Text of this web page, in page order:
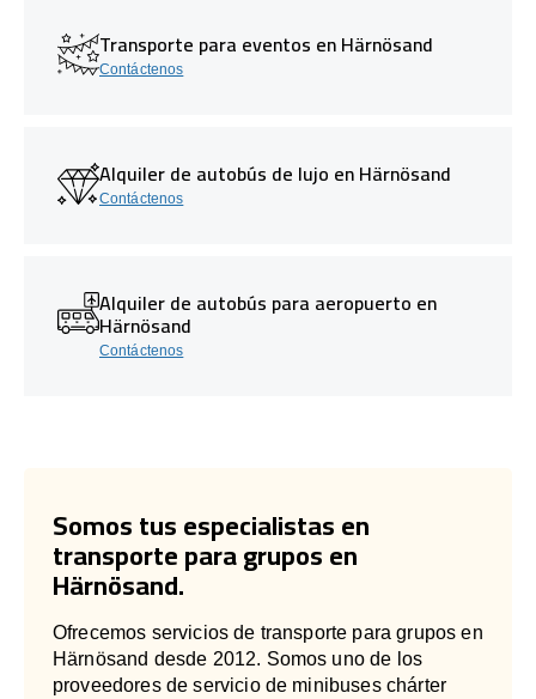
Transporte para eventos en Härnösand
Contáctenos
Alquiler de autobús de lujo en Härnösand
Contáctenos
Alquiler de autobús para aeropuerto en
Härnösand
Contáctenos
Somos tus especialistas en
transporte para grupos en
Härnösand.
Ofrecemos servicios de transporte para grupos en
Härnösand desde 2012. Somos uno de los
proveedores de servicio de minibuses chárter